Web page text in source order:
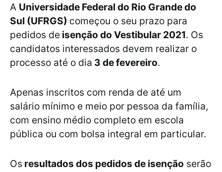
A Universidade Federal do Rio Grande do
Sul (UFRGS) começou o seu prazo para
pedidos de isenção do Vestibular 2021. Os
candidatos interessados devem realizar o
processo até o dia 3 de fevereiro.
Apenas inscritos com renda de até um
salário mínimo e meio por pessoa da família,
com ensino médio completo em escola
pública ou com bolsa integral em particular.
Os resultados dos pedidos de isenção serão